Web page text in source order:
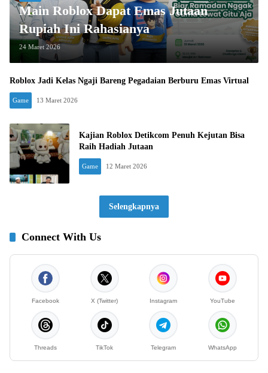
Main Roblox Dapat Emas Jutaan
Rupiah Ini Rahasianya
24 Maret 2026
Roblox Jadi Kelas Ngaji Bareng Pegadaian Berburu Emas Virtual
Game 13 Maret 2026
Kajian Roblox Detikcom Penuh Kejutan Bisa
Raih Hadiah Jutaan
Game 12 Maret 2026
Selengkapnya
Connect With Us
Facebook X (Twitter) Instagram YouTube
Threads TikTok Telegram WhatsApp